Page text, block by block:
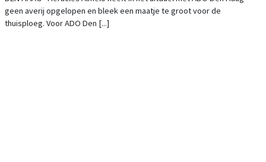
geen averij opgelopen en bleek een maatje te groot voor de
thuisploeg. Voor ADO Den [...]